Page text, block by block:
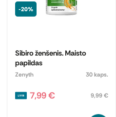
-20%
Sibiro ženšenis. Maisto
papildas
Zenyth 30 kaps.
7,99 € 9,99 €